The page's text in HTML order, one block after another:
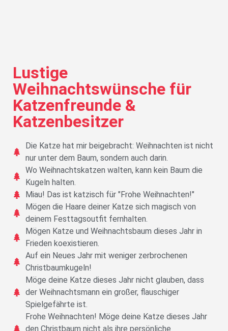
Lustige
Weihnachtswünsche für
Katzenfreunde &
Katzenbesitzer
Die Katze hat mir beigebracht: Weihnachten ist nicht
nur unter dem Baum, sondern auch darin.
Wo Weihnachtskatzen walten, kann kein Baum die
Kugeln halten.
Miau! Das ist katzisch für "Frohe Weihnachten!"
Mögen die Haare deiner Katze sich magisch von
deinem Festtagsoutfit fernhalten.
Mögen Katze und Weihnachtsbaum dieses Jahr in
Frieden koexistieren.
Auf ein Neues Jahr mit weniger zerbrochenen
Christbaumkugeln!
Möge deine Katze dieses Jahr nicht glauben, dass
der Weihnachtsmann ein großer, flauschiger
Spielgefährte ist.
Frohe Weihnachten! Möge deine Katze dieses Jahr
den Christbaum nicht als ihre persönliche